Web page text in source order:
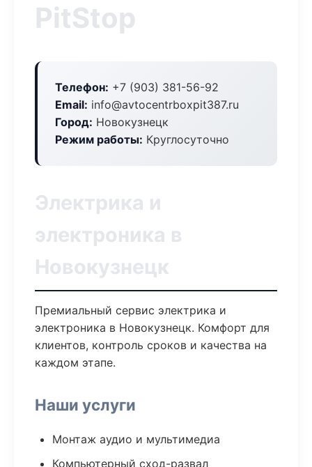
PitStop
Телефон: +7 (903) 381-56-92
Email: info@avtocentrboxpit387.ru
Город: Новокузнецк
Режим работы: Круглосуточно
Электрика и
электроника в
Новокузнецк
Премиальный сервис электрика и
электроника в Новокузнецк. Комфорт для
клиентов, контроль сроков и качества на
каждом этапе.
Наши услуги
Монтаж аудио и мультимедиа
Компьютерный сход-развал